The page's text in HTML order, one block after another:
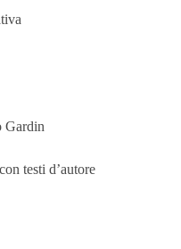
Gardin
testi d’autore